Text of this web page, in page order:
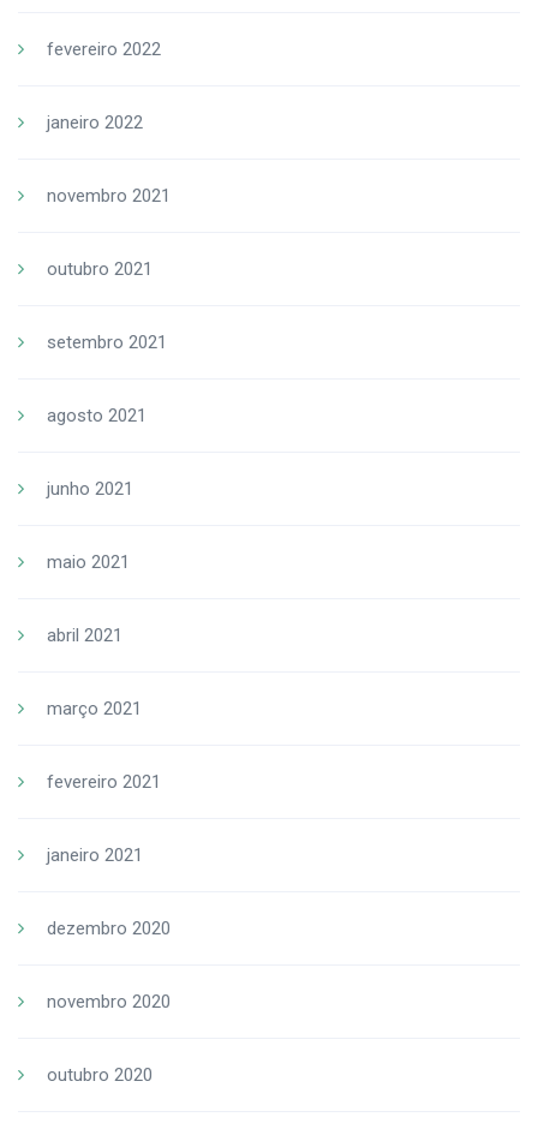
fevereiro 2022
janeiro 2022
novembro 2021
outubro 2021
setembro 2021
agosto 2021
junho 2021
maio 2021
abril 2021
março 2021
fevereiro 2021
janeiro 2021
dezembro 2020
novembro 2020
outubro 2020